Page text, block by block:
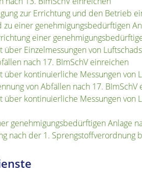
zur Errichtung und den Betrieb
einer genehmigungsbedürftigen
einer
über Einzelmessungen von
nach 17. BImSchV einreichen
über kontinuierliche Messungen von
von Abfällen nach 17. BImSchV
über kontinuierliche Messungen von
genehmigungsbedürftigen Anlage
nach der 1. Sprengstoffverordnung